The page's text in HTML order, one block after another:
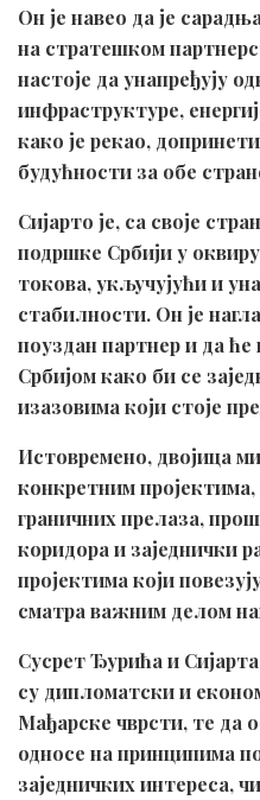
Он је навео да је
на стратешком
настоје да унапређују
инфраструктуре,
како је рекао,
будућности за обе
Сијартo је, са своје
подршке Србији у
токова, укључујући и
стабилности. Он је
поуздан партнер и да ће
Србијом како би се
изазовима који стоје
Истовремено, двојица
конкретним
граничних прелаза,
коридора и заједнички
пројектима који
сматра важним делом
Сусрет Ђурића и
су дипломатски и
Мађарске чврсти, те да
односе на принципима
заједничких интереса,